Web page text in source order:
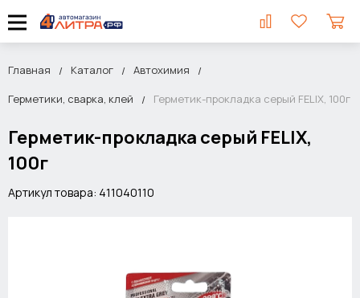
Главная Каталог
Автохимия
Герметики, сварка, клей
Герметик-прокладка серый FELIX, 100г
Герметик-прокладка серый FELIX,
100г
Артикул товара: 411040110